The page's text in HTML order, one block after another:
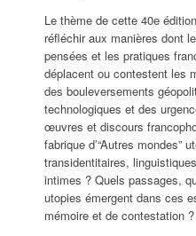
Le thème de cette 40e
réfléchir aux manières dont
pensées et les pratiques
déplacent ou contestent les
des bouleversements
technologiques et des
œuvres et discours
fabrique d’“Autres mondes”
transidentitaires,
intimes ? Quels passages,
utopies émergent dans ces
mémoire et de contestation ?